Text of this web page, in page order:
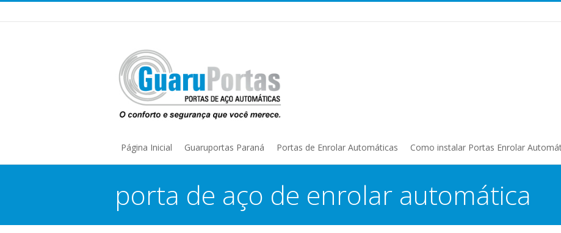
Página Inicial Guaruportas Paraná Portas de Enrolar Automáticas Como instalar Portas Enrolar
porta de aço de enrolar automática